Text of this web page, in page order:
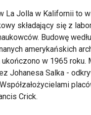
La Jolla w Kalifornii to
składający się z
Budowę
amerykańskich
ukończono w 1965 roku.
Johanesa Salka -
Crick.